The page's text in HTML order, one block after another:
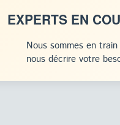
EXPERTS EN
Nous sommes en
nous décrire votre